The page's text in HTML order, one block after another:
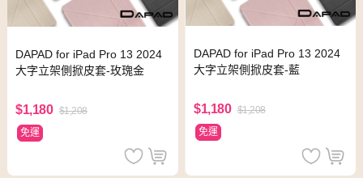
DAPAD for iPad Pro 13 2024
大字立架側掀皮套-玫瑰金
$1,180 $1,208
免運
DAPAD for iPad Pro 13 2024
大字立架側掀皮套-藍
$1,180 $1,208
免運